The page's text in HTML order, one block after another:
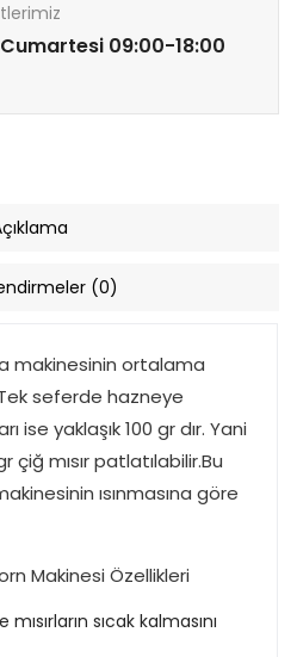
09:00-18:00
(0)
makinesinin ortalama
seferde hazneye
ise yaklaşık 100 gr dır. Yani
çiğ mısır patlatılabilir.Bu
ısınmasına göre
Makinesi Özellikleri
sıcak kalmasını